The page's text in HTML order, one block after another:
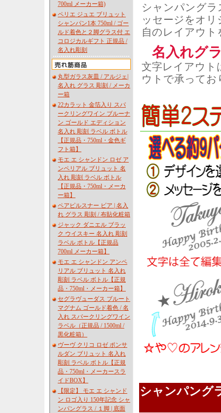
700ml メーカー箱)
ペリエ ジュエ ブリュット
シャンパン1本 750ml / ゴー
ルド着色と２脚グラス付 エ
コロジカルギフト 正規品 /
名入れ彫刻
丸型ガラス灰皿 / アルジェ|
名入れ グラス 彫刻 / メーカ
ー箱
22カラット 金箔入り スパ
ークリングワイン ブルーナ
ン ゴールド エディション
名入れ 彫刻 ラベル ボトル
【正規品・750ml・金色ギ
フト箱】
モエ エ シャンドン ロゼ ア
ンペリアル ブリュット 名
入れ 彫刻 ラベル ボトル
【正規品・750ml・メーカ
ー箱】
ペアピルスナー ビア | 名入
れ グラス 彫刻 / 布貼化粧箱
ジャック ダニエル ブラッ
ク ウイスキー 名入れ 彫刻
ラベル ボトル【正規品
700ml メーカー箱】
モエ エ シャンドン アンペ
リアル ブリュット 名入れ
彫刻 ラベル ボトル【正規
品・750ml・メーカー箱】
セグラヴューダス ブルート
マグナム ゴールド着色 / 名
入れ スパークリングワイン
ラベル（正規品 / 1500ml /
黒化粧箱）
ヴーヴ クリコ ロゼ ポンサ
ルダン ブリュット 名入れ
彫刻 ラベル ボトル【正規
品・750ml・メーカースラ
イドBOX】
【限定】 モエ エ シャンド
ン ロゴ入り 150年記念 シャ
ンパングラス / １脚 | 底面
シャンパング
ッセージをオリ
自のレイアウ
名入れグ
文字レイアウト
ウトで承ってお
シャンパング